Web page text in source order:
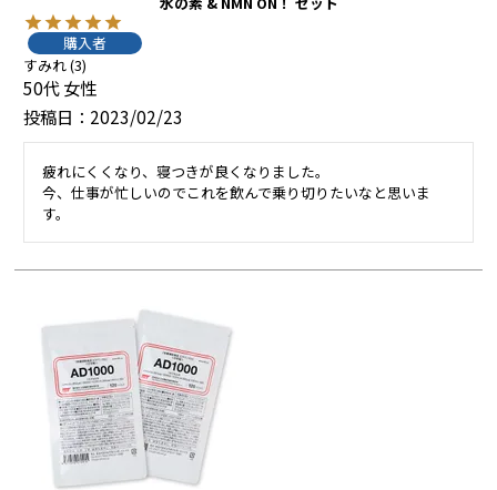
購入者
すみれ 3
50代女性
投稿日
2023/02/23
疲れにくくなり、寝つきが良くなりました。
今、仕事が忙しいのでこれを飲んで乗り切りたいなと思いま
す。